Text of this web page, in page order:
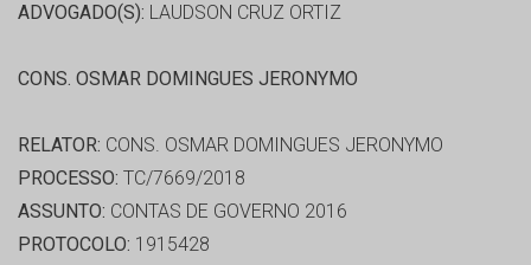
ADVOGADO(S): LAUDSON CRUZ ORTIZ
CONS. OSMAR DOMINGUES JERONYMO
RELATOR: CONS. OSMAR DOMINGUES JERONYMO
PROCESSO: TC/7669/2018
ASSUNTO: CONTAS DE GOVERNO 2016
PROTOCOLO: 1915428